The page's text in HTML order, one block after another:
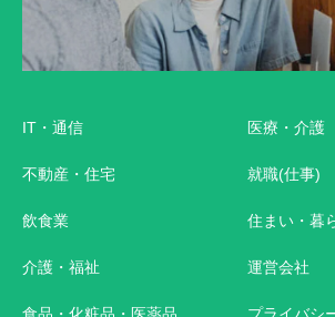
IT・通信
不動産・住宅
飲食業
介護・福祉
医療・介護
就職(仕事)
住まい・暮
運営会社